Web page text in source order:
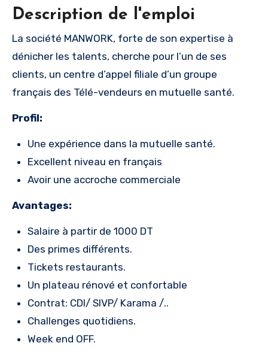
Description de l'emploi
La société MANWORK, forte de son expertise à
dénicher les talents, cherche pour l’un de ses
clients, un centre d’appel filiale d’un groupe
français des Télé-vendeurs en mutuelle santé.
Profil:
Une expérience dans la mutuelle santé.
Excellent niveau en français
Avoir une accroche commerciale
Avantages:
Salaire à partir de 1000 DT
Des primes différents.
Tickets restaurants.
Un plateau rénové et confortable
Contrat: CDI/ SIVP/ Karama /..
Challenges quotidiens.
Week end OFF.